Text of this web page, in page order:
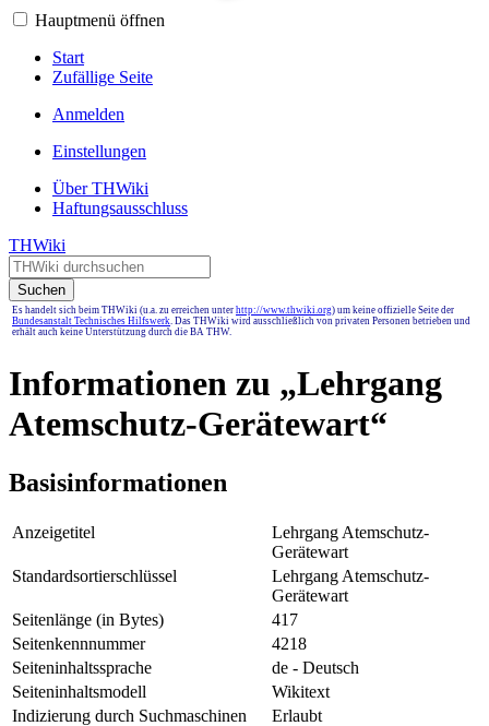
Hauptmenü öffnen
Start
Zufällige Seite
Anmelden
Einstellungen
Über THWiki
Haftungsausschluss
THWiki
Suchen
Es handelt sich beim THWiki (u.a. zu erreichen unter http://www.thwiki.org) um keine offizielle Seite der
Bundesanstalt Technisches Hilfswerk. Das THWiki wird ausschließlich von privaten Personen betrieben und
erhält auch keine Unterstützung durch die BA THW.
Informationen zu „Lehrgang
Atemschutz-Gerätewart“
Basisinformationen
Anzeigetitel
Lehrgang Atemschutz-
Gerätewart
Standardsortierschlüssel
Lehrgang Atemschutz-
Gerätewart
Seitenlänge (in Bytes)
417
Seitenkennnummer
4218
Seiteninhaltssprache
de - Deutsch
Seiteninhaltsmodell
Wikitext
Indizierung durch Suchmaschinen
Erlaubt